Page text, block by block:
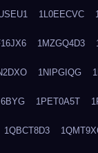
1L0EECVC
1MZGQ4D3
1NIPGIQG
1PET0A5T
1QBCT8D3